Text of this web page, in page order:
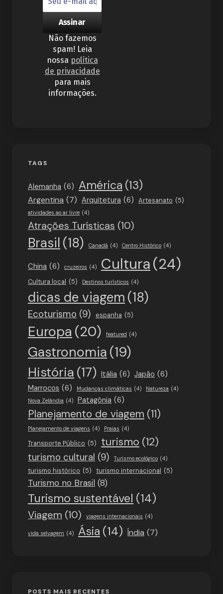
Não fazemos
spam! Leia
nossa política
de privacidade
para mais
informações.
TAGS
Alemanha (6) América (13)
Argentina (7) Arquitetura (6) Artesanato (5)
atividades ao ar livre (4)
Atrações Turísticas (10)
Brasil (18) Canadá (4) Centro Histórico (4)
China (6) cruzeiros (4) Cultura(24)
Cultura local (5) Destinos turísticos (4)
dicas de viagem (18)
Ecoturismo (9) espanha (5)
Europa (20) featured (4)
Gastronomia (19)
História (17) Itália (6) Japão (6)
Marrocos (6) Mudanças climáticas (4) Natureza (4)
Nova Zelândia (4) Patagônia (6)
Planejamento de viagem (11)
Planejamento de viagens (4) Praias (4)
Transporte Público (5) turismo (12)
turismo cultural (9) Turismo ecológico (4)
turismo histórico (5) turismo internacional (5)
Turismo no Brasil (8)
Turismo sustentável (14)
Viagem (10) viagens internacionais (4)
vida selvagem (4) Ásia (14) Índia (7)
POSTS MAIS RECENTES